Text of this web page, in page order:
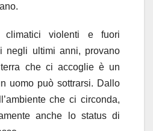
climatici violenti e fuori
negli ultimi anni, provano
che ci accoglie è un
uomo può sottrarsi. Dallo
che ci circonda,
anche lo status di